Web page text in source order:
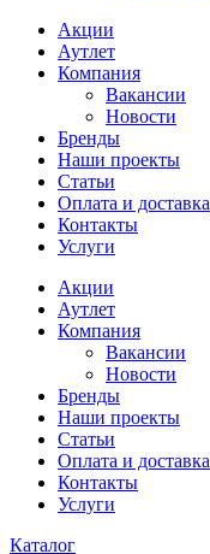
Акции
Аутлет
Компания
Вакансии
Новости
Бренды
Наши проекты
Статьи
Оплата и доставка
Контакты
Услуги
Акции
Аутлет
Компания
Вакансии
Новости
Бренды
Наши проекты
Статьи
Оплата и доставка
Контакты
Услуги
Каталог